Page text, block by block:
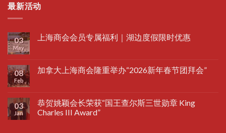
最新活动
03
May
上海商会会员专属福利｜湖边度假限时优惠
08
Feb
加拿大上海商会隆重举办“2026新年春节团拜会”
03
Jan
恭贺姚颖会长荣获“国王查尔斯三世勋章 King
Charles III Award”